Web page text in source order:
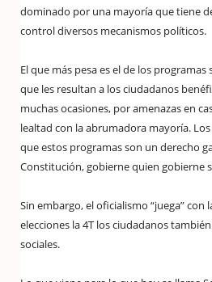
dominado por una mayoría que tiene
control diversos mecanismos políticos.
El que más pesa es el de los
que les resultan a los ciudadanos
muchas ocasiones, por amenazas en
lealtad con la abrumadora mayoría.
que estos programas son un derecho
Constitución, gobierne quien gobierne
Sin embargo, el oficialismo “juega” con
elecciones la 4T los ciudadanos
sociales.